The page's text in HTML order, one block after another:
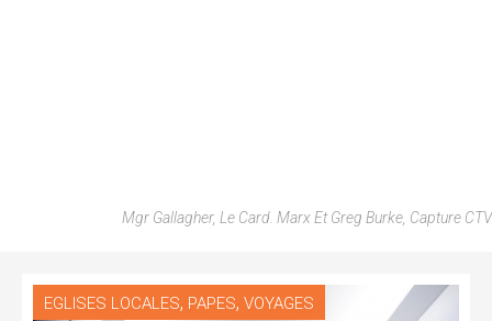
Mgr Gallagher, Le Card. Marx Et Greg Burke, Capture CTV
EGLISES LOCALES, PAPES, VOYAGES